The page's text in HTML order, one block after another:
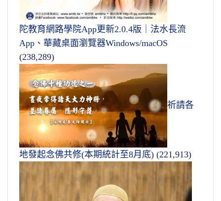
陀教育網路學院App更新2.0.4版｜法水長流
App、華藏桌面瀏覽器Windows/macOS
(238,289)
祈請各
地發起念佛共修(本期統計至8月底) (221,913)